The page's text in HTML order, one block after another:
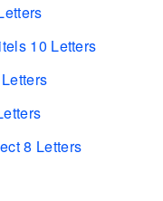
10 Letters
8 Letters